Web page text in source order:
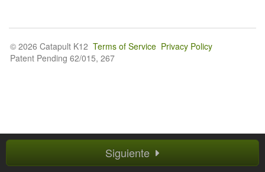
Siguiente
© 2026 Catapult K12 Terms of Service Privacy Policy
Patent Pending 62/015, 267